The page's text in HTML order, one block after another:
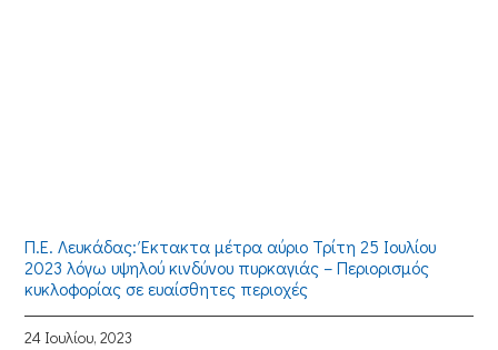
Π.Ε. Λευκάδας: Έκτακτα μέτρα αύριο Τρίτη 25 Ιουλίου
2023 λόγω υψηλού κινδύνου πυρκαγιάς – Περιορισμός
κυκλοφορίας σε ευαίσθητες περιοχές
24 Ιουλίου, 2023